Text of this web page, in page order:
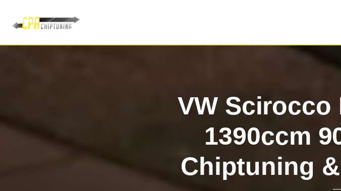
VW Scirocco
1390ccm
Chiptuning